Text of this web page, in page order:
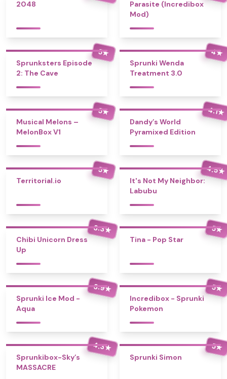
2048
Parasite (Incredibox
Mod)
5★
Sprunksters Episode
2: The Cave
4★
Sprunki Wenda
Treatment 3.0
5★
Musical Melons –
MelonBox V1
4.1★
Dandy’s World
Pyramixed Edition
5★
Territorial.io
4.5★
It's Not My Neighbor:
Labubu
3.3★
Chibi Unicorn Dress
Up
5★
Tina - Pop Star
3.9★
Sprunki Ice Mod -
Aqua
5★
Incredibox - Sprunki
Pokemon
4.3★
Sprunkibox-Sky’s
MASSACRE
5★
Sprunki Simon